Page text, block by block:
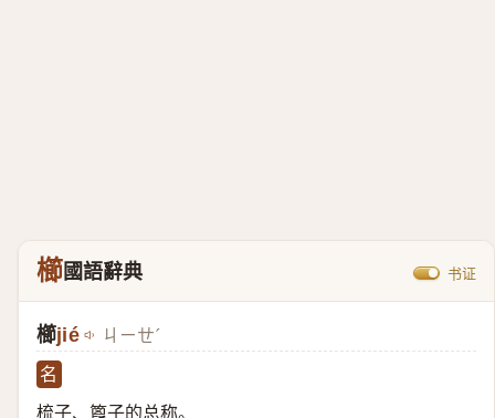
櫛國語辭典 书证
櫛jié ㄐㄧㄝˊ
名
梳子、篦子的总称。